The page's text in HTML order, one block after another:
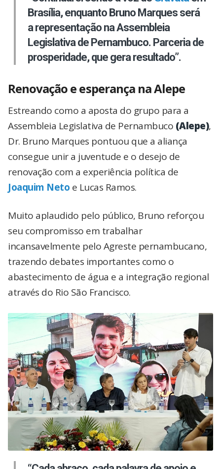
Brasília, enquanto Bruno Marques será
a representação na Assembleia
Legislativa de Pernambuco. Parceria de
prosperidade, que gera resultado”.
Renovação e esperança na Alepe
Estreando como a aposta do grupo para a
Assembleia Legislativa de Pernambuco (Alepe),
Dr. Bruno Marques pontuou que a aliança
consegue unir a juventude e o desejo de
renovação com a experiência política de
Joaquim Neto e Lucas Ramos.
Muito aplaudido pelo público, Bruno reforçou
seu compromisso em trabalhar
incansavelmente pelo Agreste pernambucano,
trazendo debates importantes como o
abastecimento de água e a integração regional
através do Rio São Francisco.